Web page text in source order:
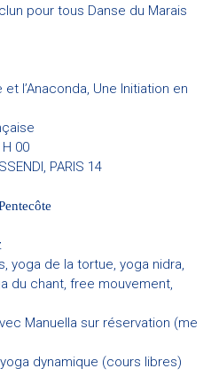
pour tous Danse du Marais
l’Anaconda, Une Initiation en
H 00
PARIS 14
yoga de la tortue, yoga nidra,
du chant, free mouvement,
Manuella sur réservation (me
dynamique (cours libres)